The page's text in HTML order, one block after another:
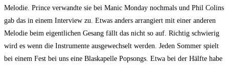
Melodie. Prince verwandte sie bei Manic Monday nochmals und Phil Colins
gab das in einem Interview zu. Etwas anders arrangiert mit einer anderen
Melodie beim eigentlichen Gesang fällt das nicht so auf. Richtig schwierig
wird es wenn die Instrumente ausgewechselt werden. Jeden Sommer spielt
bei einem Fest bei uns eine Blaskapelle Popsongs. Etwa bei der Hälfte habe